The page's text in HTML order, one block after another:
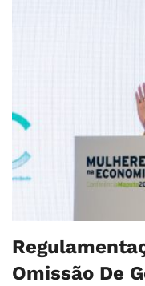
Omissão De